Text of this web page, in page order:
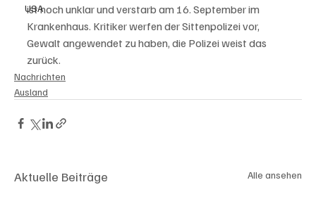
USA
ist noch unklar und verstarb am 16. September im
Krankenhaus. Kritiker werfen der Sittenpolizei vor,
Gewalt angewendet zu haben, die Polizei weist das
zurück.
Nachrichten
Ausland
Aktuelle Beiträge Alle ansehen